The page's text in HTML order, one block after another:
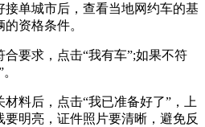
单城市后，查看当地网约车的基
资格条件。‌
要求，点击“我有车”;如果不符
材料后，点击“我已准备好了”，上
明亮，证件照片要清晰，避免反